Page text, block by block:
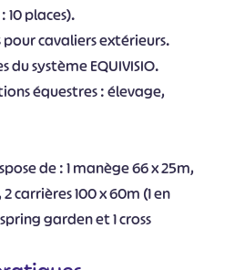
10 places).
pour cavaliers extérieurs.
du système EQUIVISIO.
équestres : élevage,
de : 1 manège 66 x 25m,
carrières 100 x 60m (1 en
garden et 1 cross